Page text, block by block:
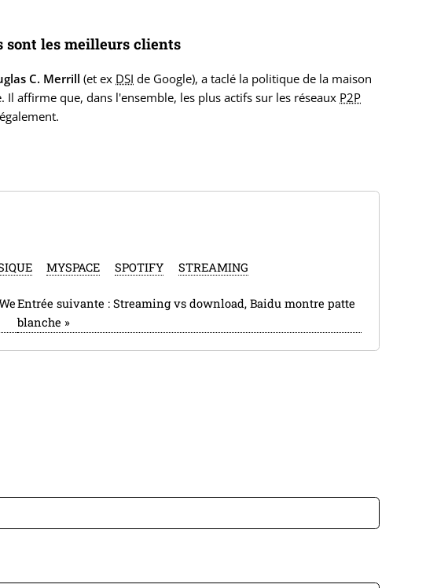
sont les meilleurs clients
C. Merrill (et ex DSI de Google), a taclé la politique de la maison
affirme que, dans l'ensemble, les plus actifs sur les réseaux P2P
MYSPACE SPOTIFY STREAMING
Entrée suivante :Streaming vs download, Baidu montre patte
blanche »